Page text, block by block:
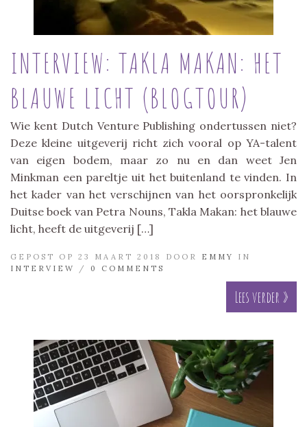
INTERVIEW: TAKLA MAKAN: HET
BLAUWE LICHT (BLOGTOUR)
Wie kent Dutch Venture Publishing ondertussen niet?
Deze kleine uitgeverij richt zich vooral op YA-talent
van eigen bodem, maar zo nu en dan weet Jen
Minkman een pareltje uit het buitenland te vinden. In
het kader van het verschijnen van het oorspronkelijk
Duitse boek van Petra Nouns, Takla Makan: het blauwe
licht, heeft de uitgeverij […]
GEPOST OP 23 MAART 2018 DOOR EMMY
IN
INTERVIEW
/ 0 COMMENTS
Lees verder »